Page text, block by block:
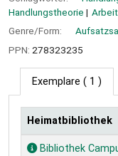
Handlungstheorie
Genre/Form:
PPN: 278323235
Exemplare ( 1 )
Exemplare
Heimatbibliothek
Bibliothek